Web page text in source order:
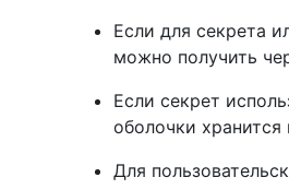
Если для секрета
можно получить
Если секрет
оболочки
Для